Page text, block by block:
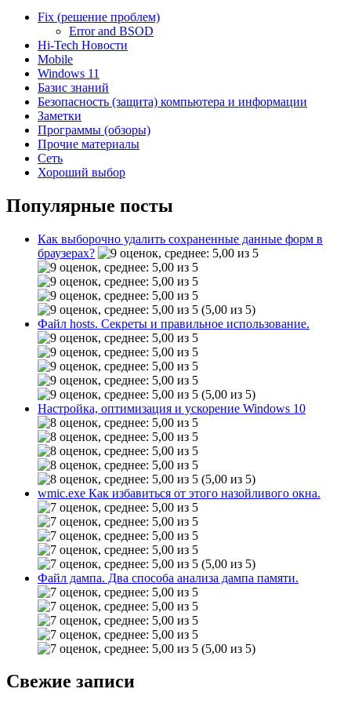
Fix (решение проблем)
Error and BSOD
Hi-Tech Новости
Mobile
Windows 11
Базис знаний
Безопасность (защита) компьютера и информации
Заметки
Программы (обзоры)
Прочие материалы
Сеть
Хороший выбор
Популярные посты
Как выборочно удалить сохраненные данные форм в
браузерах?
(5,00 из 5)
Файл hosts. Секреты и правильное использование.
(5,00 из 5)
Настройка, оптимизация и ускорение Windows 10
(5,00 из 5)
wmic.exe Как избавиться от этого назойливого окна.
(5,00 из 5)
Файл дампа. Два способа анализа дампа памяти.
(5,00 из 5)
Свежие записи